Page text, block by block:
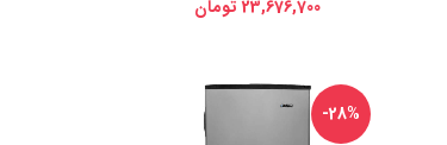
23,676,700 تومان
-28%